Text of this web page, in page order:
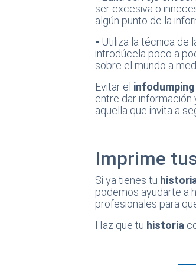
ser excesiva o
algún punto de la
- Utiliza la técnica de
introdúcela poco a
sobre el mundo a
Evitar el infodumping
entre dar información
aquella que invita a
Imprime
Si ya tienes tu
podemos ayudarte a
profesionales para
Haz que tu historia